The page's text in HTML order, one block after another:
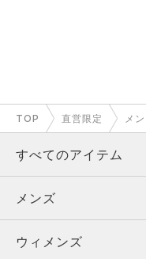
TOP 直営限定 メ
すべてのアイテム
メンズ
ウィメンズ
メンズ
トップス
ウィメンズ